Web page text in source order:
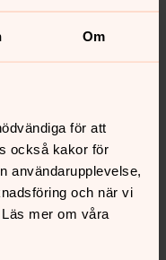
Om
för att
också kakor för
användarupplevelse,
och när vi
mer om våra